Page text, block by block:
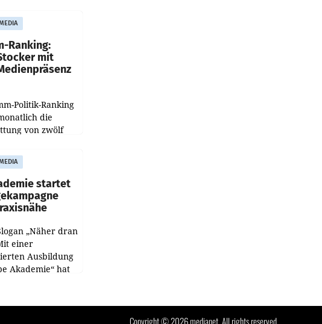
Ranking:
mit
Politik-Ranking
die
von zwölf
und analysiert,
und
die
startet
„Näher dran
einer
Ausbildung
Akademie“ hat
gestartet.
Copyright © 2026 medianet. All rights reserved.